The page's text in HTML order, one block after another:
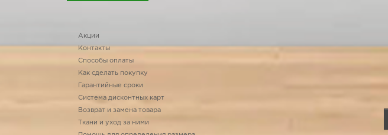
Акции
Контакты
Способы оплаты
Как сделать покупку
Гарантийные сроки
Система дисконтных карт
Возврат и замена товара
Ткани и уход за ними